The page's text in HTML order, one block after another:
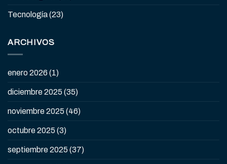
Tecnología(23)
ARCHIVOS
enero 2026 (1)
diciembre 2025 (35)
noviembre 2025 (46)
octubre 2025 (3)
septiembre 2025 (37)